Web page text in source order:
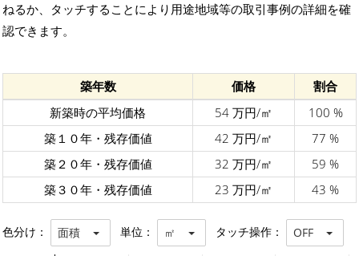
ねるか、タッチすることにより用途地域等の取引事例の詳細を確
認できます。
築年数 価格
割合
新築時の平均価格
54 万円/㎡
100 %
築１０年・残存価値
42 万円/㎡
77 %
築２０年・残存価値
32 万円/㎡
59 %
築３０年・残存価値
23 万円/㎡ 43 %
色分け： 面積 単位： ㎡ タッチ操作： OFF